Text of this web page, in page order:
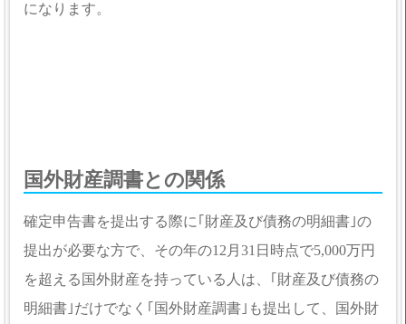
になります。
国外財産調書との関係
確定申告書を提出する際に｢財産及び債務の明細書｣の
提出が必要な方で、その年の12月31日時点で5,000万円
を超える国外財産を持っている人は、｢財産及び債務の
明細書｣だけでなく｢国外財産調書｣も提出して、国外財